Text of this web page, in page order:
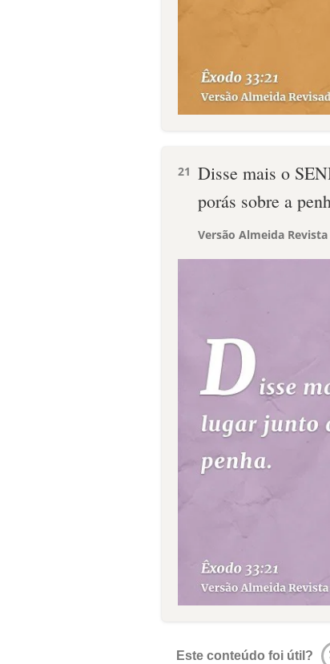
21 Disse mais o
porás sobre a
Versão Almeida
Este conteúdo foi útil?